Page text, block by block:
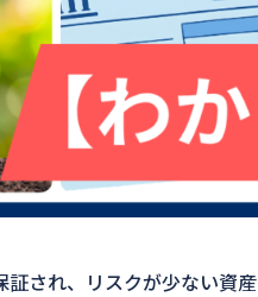
され、リスクが少ない資